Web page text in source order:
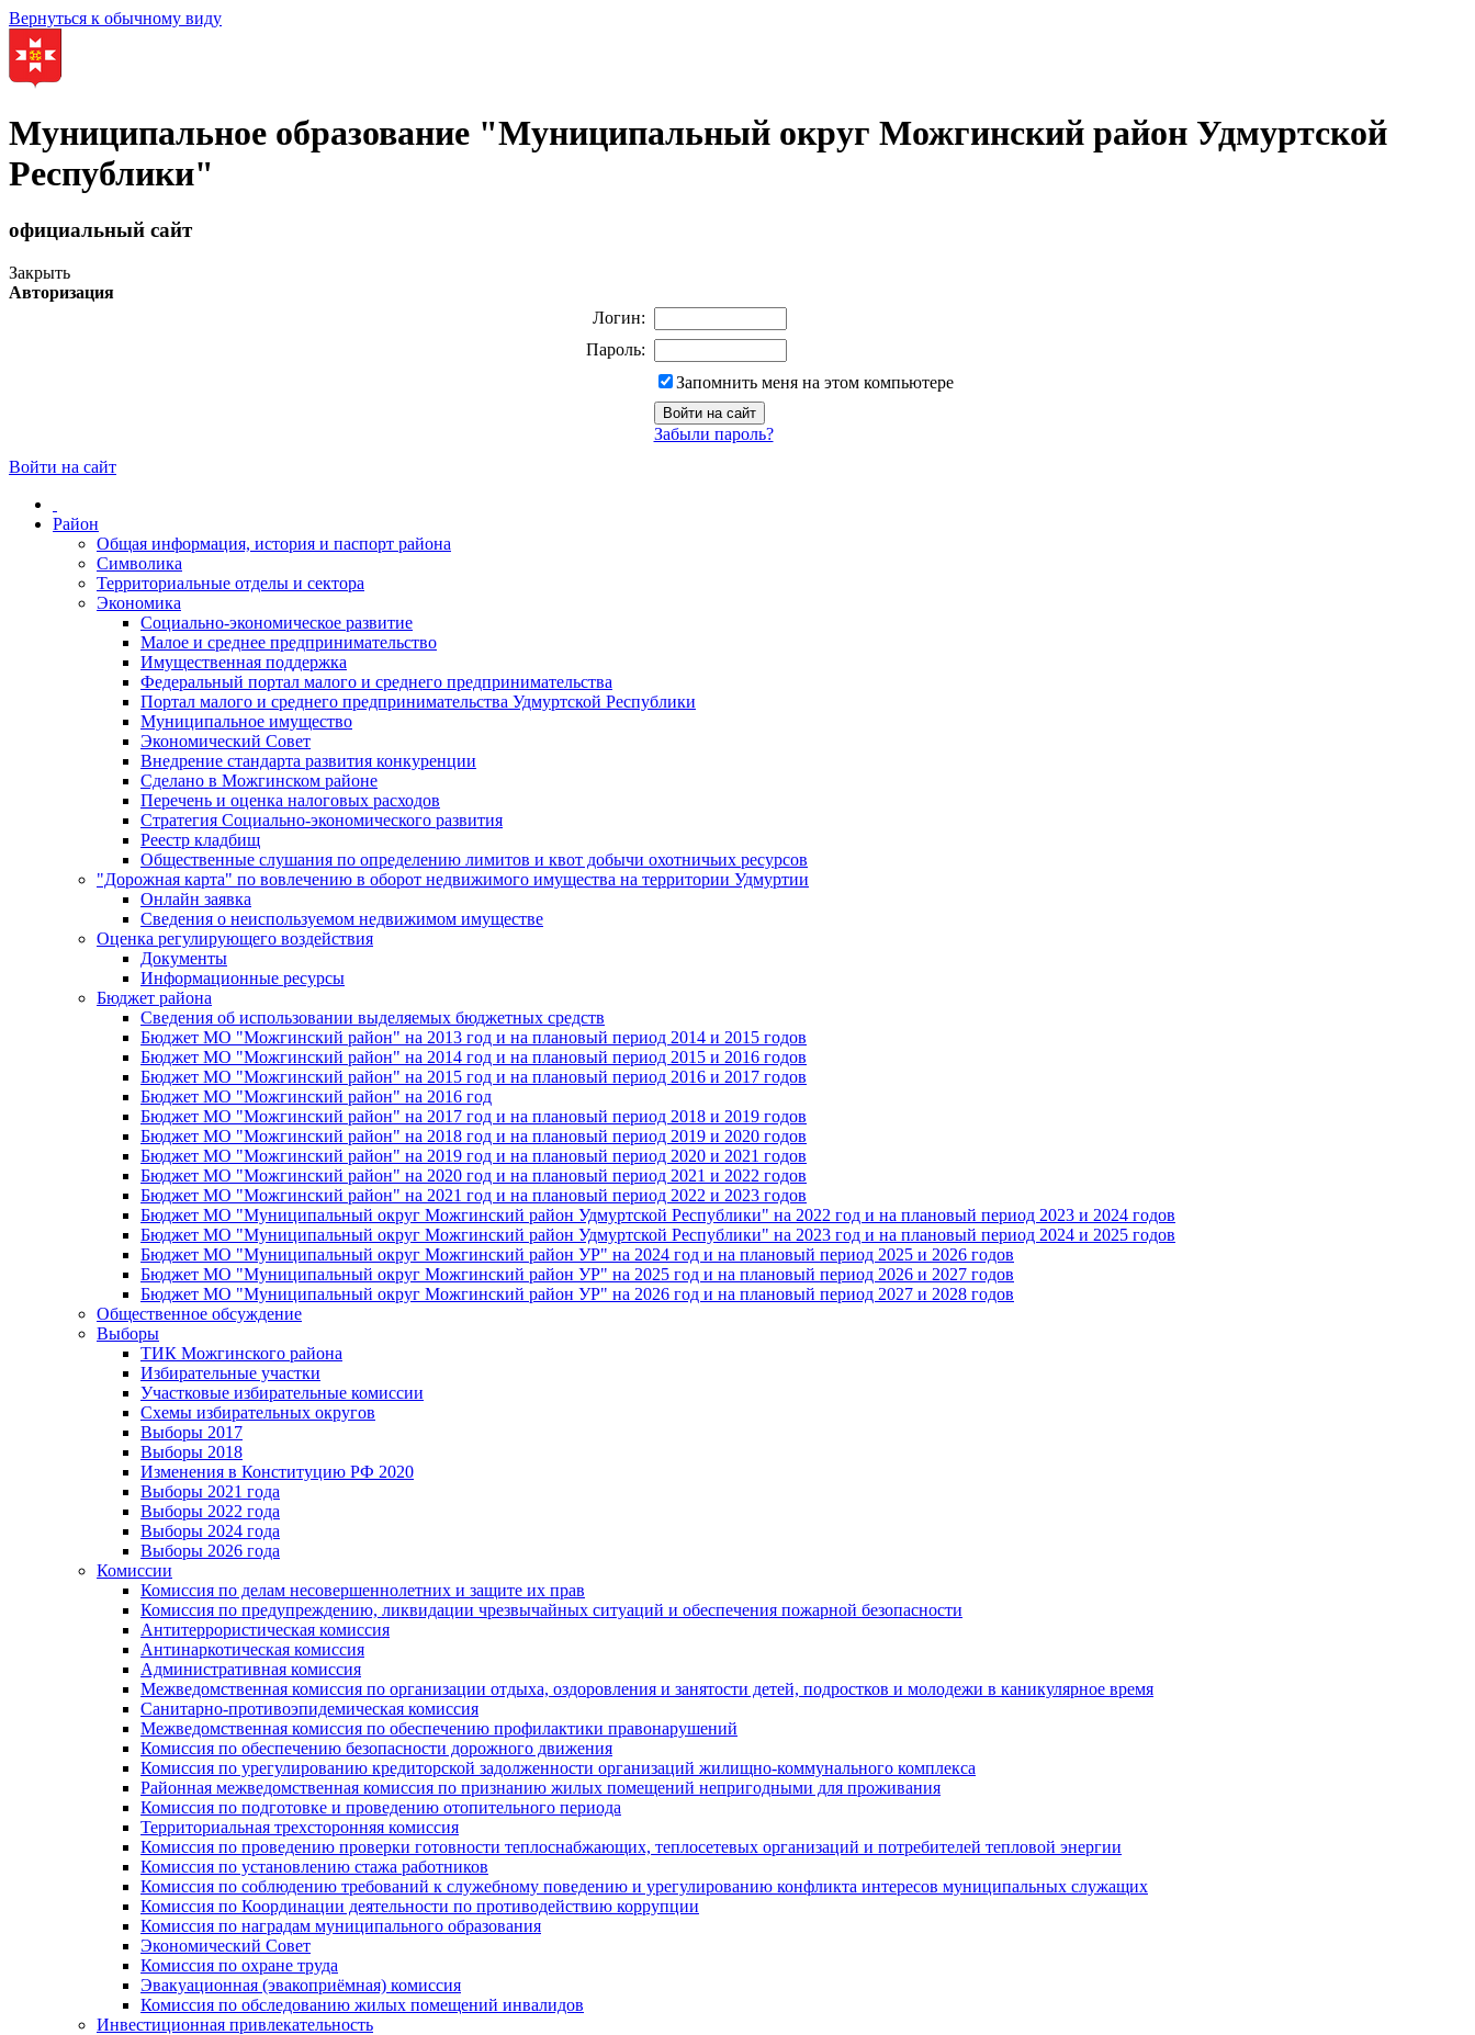
Вернуться к обычному виду
Муниципальное образование "Муниципальный округ Можгинский район Удмуртской
Республики"
официальный сайт
Закрыть
Авторизация
Логин:
Пароль:
Запомнить меня на этом компьютере
Забыли пароль?
Войти на сайт
Район
Общая информация, история и паспорт района
Символика
Территориальные отделы и сектора
Экономика
Социально-экономическое развитие
Малое и среднее предпринимательство
Имущественная поддержка
Федеральный портал малого и среднего предпринимательства
Портал малого и среднего предпринимательства Удмуртской Республики
Муниципальное имущество
Экономический Совет
Внедрение стандарта развития конкуренции
Сделано в Можгинском районе
Перечень и оценка налоговых расходов
Стратегия Социально-экономического развития
Реестр кладбищ
Общественные слушания по определению лимитов и квот добычи охотничьих ресурсов
"Дорожная карта" по вовлечению в оборот недвижимого имущества на территории Удмуртии
Онлайн заявка
Сведения о неиспользуемом недвижимом имуществе
Оценка регулирующего воздействия
Документы
Информационные ресурсы
Бюджет района
Сведения об использовании выделяемых бюджетных средств
Бюджет МО "Можгинский район" на 2013 год и на плановый период 2014 и 2015 годов
Бюджет МО "Можгинский район" на 2014 год и на плановый период 2015 и 2016 годов
Бюджет МО "Можгинский район" на 2015 год и на плановый период 2016 и 2017 годов
Бюджет МО "Можгинский район" на 2016 год
Бюджет МО "Можгинский район" на 2017 год и на плановый период 2018 и 2019 годов
Бюджет МО "Можгинский район" на 2018 год и на плановый период 2019 и 2020 годов
Бюджет МО "Можгинский район" на 2019 год и на плановый период 2020 и 2021 годов
Бюджет МО "Можгинский район" на 2020 год и на плановый период 2021 и 2022 годов
Бюджет МО "Можгинский район" на 2021 год и на плановый период 2022 и 2023 годов
Бюджет МО "Муниципальный округ Можгинский район Удмуртской Республики" на 2022 год и на плановый период 2023 и 2024 годов
Бюджет МО "Муниципальный округ Можгинский район Удмуртской Республики" на 2023 год и на плановый период 2024 и 2025 годов
Бюджет МО "Муниципальный округ Можгинский район УР" на 2024 год и на плановый период 2025 и 2026 годов
Бюджет МО "Муниципальный округ Можгинский район УР" на 2025 год и на плановый период 2026 и 2027 годов
Бюджет МО "Муниципальный округ Можгинский район УР" на 2026 год и на плановый период 2027 и 2028 годов
Общественное обсуждение
Выборы
ТИК Можгинского района
Избирательные участки
Участковые избирательные комиссии
Схемы избирательных округов
Выборы 2017
Выборы 2018
Изменения в Конституцию РФ 2020
Выборы 2021 года
Выборы 2022 года
Выборы 2024 года
Выборы 2026 года
Комиссии
Комиссия по делам несовершеннолетних и защите их прав
Комиссия по предупреждению, ликвидации чрезвычайных ситуаций и обеспечения пожарной безопасности
Антитеррористическая комиссия
Антинаркотическая комиссия
Административная комиссия
Межведомственная комиссия по организации отдыха, оздоровления и занятости детей, подростков и молодежи в каникулярное время
Санитарно-противоэпидемическая комиссия
Межведомственная комиссия по обеспечению профилактики правонарушений
Комиссия по обеспечению безопасности дорожного движения
Комиссия по урегулированию кредиторской задолженности организаций жилищно-коммунального комплекса
Районная межведомственная комиссия по признанию жилых помещений непригодными для проживания
Комиссия по подготовке и проведению отопительного периода
Территориальная трехсторонняя комиссия
Комиссия по проведению проверки готовности теплоснабжающих, теплосетевых организаций и потребителей тепловой энергии
Комиссия по установлению стажа работников
Комиссия по соблюдению требований к служебному поведению и урегулированию конфликта интересов муниципальных служащих
Комиссия по Координации деятельности по противодействию коррупции
Комиссия по наградам муниципального образования
Экономический Совет
Комиссия по охране труда
Эвакуационная (эвакоприёмная) комиссия
Комиссия по обследованию жилых помещений инвалидов
Инвестиционная привлекательность